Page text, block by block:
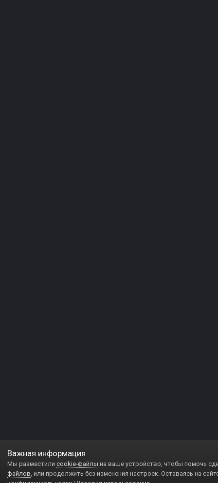
Важная информация
Мы разместили cookie-файлы на ваше устройство, чтобы помочь
файлов, или продолжить без изменения настроек. Оставаясь на